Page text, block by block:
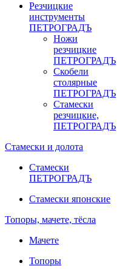
Резчицкие
инструменты
ПЕТРОГРАДЪ
Ножи
резчицкие
ПЕТРОГРАДЪ
Скобели
столярные
ПЕТРОГРАДЪ
Стамески
резчицкие,
ПЕТРОГРАДЪ
Стамески и долота
Стамески
ПЕТРОГРАДЪ
Стамески японские
Топоры, мачете, тёсла
Мачете
Топоры